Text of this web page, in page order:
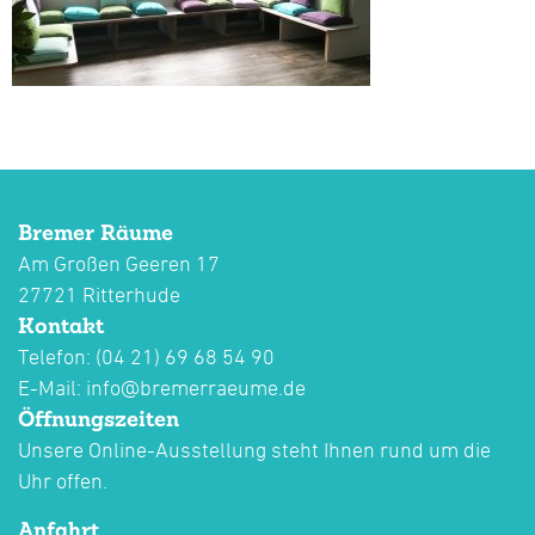
Bremer Räume
Am Großen Geeren 17
27721 Ritterhude
Kontakt
Telefon: (04 21) 69 68 54 90
E-Mail: info@bremerraeume.de
Öffnungszeiten
Unsere Online-Ausstellung steht Ihnen rund um die
Uhr offen.